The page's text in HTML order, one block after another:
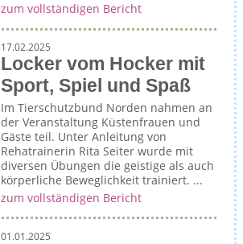
zum vollständigen Bericht
17.02.2025
Locker vom Hocker mit
Sport, Spiel und Spaß
Im Tierschutzbund Norden nahmen an
der Veranstaltung Küstenfrauen und
Gäste teil. Unter Anleitung von
Rehatrainerin Rita Seiter wurde mit
diversen Übungen die geistige als auch
körperliche Beweglichkeit trainiert. ...
zum vollständigen Bericht
01.01.2025